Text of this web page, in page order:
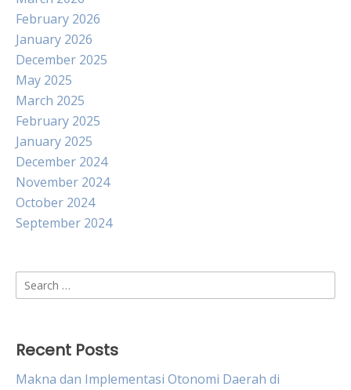
February 2026
January 2026
December 2025
May 2025
March 2025
February 2025
January 2025
December 2024
November 2024
October 2024
September 2024
Search
for:
Recent Posts
Makna dan Implementasi Otonomi Daerah di